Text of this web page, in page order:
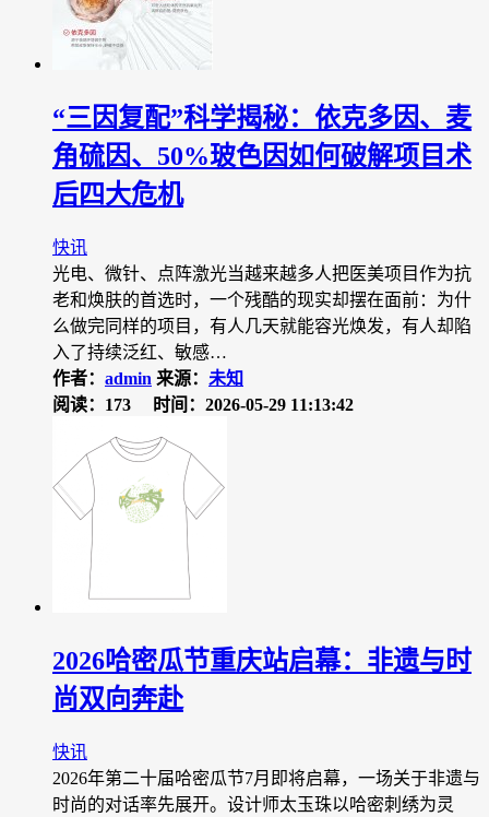
“三因复配”科学揭秘：依克多因、麦
角硫因、50%玻色因如何破解项目术
后四大危机
快讯
光电、微针、点阵激光当越来越多人把医美项目作为抗
老和焕肤的首选时，一个残酷的现实却摆在面前：为什
么做完同样的项目，有人几天就能容光焕发，有人却陷
入了持续泛红、敏感…
作者： admin 来源： 未知
阅读：173
时间：2026-05-29 11:13:42
2026哈密瓜节重庆站启幕：非遗与时
尚双向奔赴
快讯
2026年第二十届哈密瓜节7月即将启幕，一场关于非遗与
时尚的对话率先展开。设计师太玉珠以哈密刺绣为灵